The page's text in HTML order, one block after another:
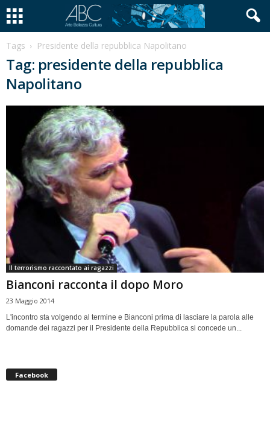
Tags Presidente della repubblica Napolitano
Tag: presidente della repubblica
Napolitano
Il terrorismo raccontato ai ragazzi
Bianconi racconta il dopo Moro
23 Maggio 2014
L'incontro sta volgendo al termine e Bianconi prima di lasciare la parola alle
domande dei ragazzi per il Presidente della Repubblica si concede un...
Facebook